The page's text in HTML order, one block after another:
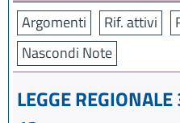
Argomenti Rif. attivi
Nascondi Note
LEGGE